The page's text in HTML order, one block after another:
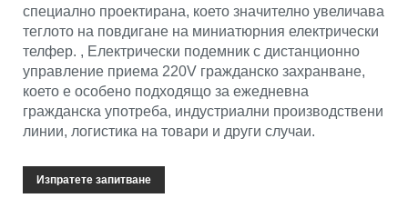
специално проектирана, което значително увеличава
теглото на повдигане на миниатюрния електрически
телфер. , Електрически подемник с дистанционно
управление приема 220V гражданско захранване,
което е особено подходящо за ежедневна
гражданска употреба, индустриални производствени
линии, логистика на товари и други случаи.
Изпратете запитване